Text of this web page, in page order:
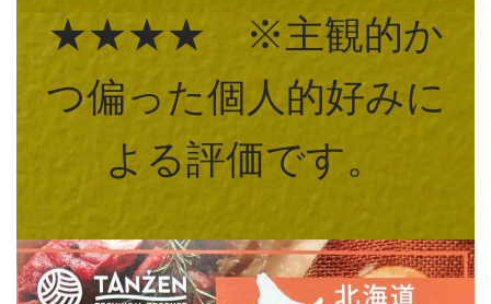
★★★★ ※主観的か
つ偏った個人的好みに
よる評価です。